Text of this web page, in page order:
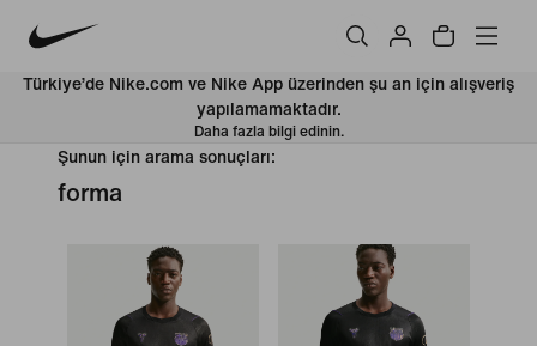
Türkiye’de Nike.com ve Nike App üzerinden şu an için alışveriş
yapılamamaktadır.
Daha fazla bilgi edinin.
Şunun için arama sonuçları:
forma